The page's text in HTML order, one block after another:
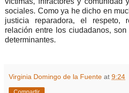
sociales. Como ya he dicho en
justicia reparadora, el respeto,
relación entre los ciudadanos,
determinantes.
Virginia Domingo de la Fuente at 9:24